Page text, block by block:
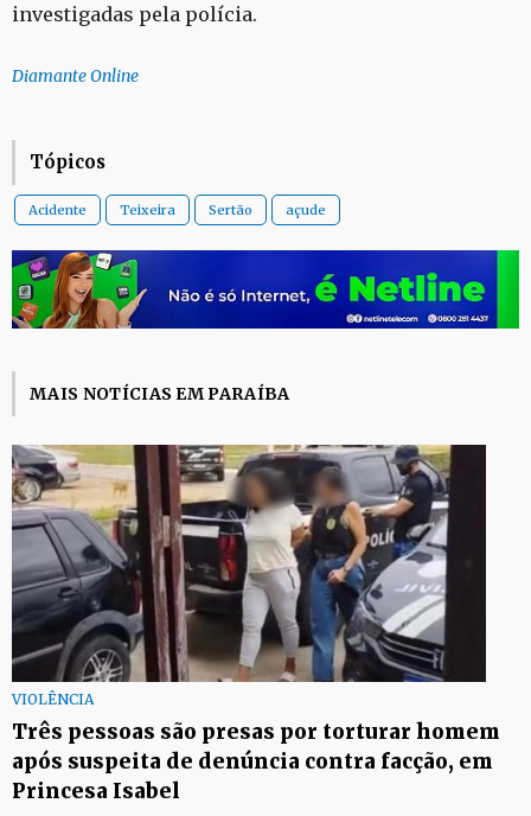
investigadas pela polícia.
Diamante Online
Tópicos
Acidente Teixeira Sertão açude
MAIS NOTÍCIAS EM PARAÍBA
VIOLÊNCIA
Três pessoas são presas por torturar homem
após suspeita de denúncia contra facção, em
Princesa Isabel